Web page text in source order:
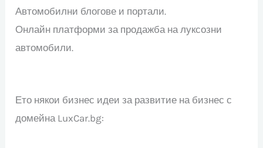
Автомобилни блогове и портали.
Онлайн платформи за продажба на луксозни
автомобили.
Ето някои бизнес идеи за развитие на бизнес с
домейна LuxCar.bg: